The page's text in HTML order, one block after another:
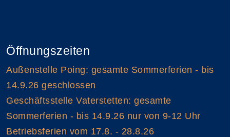
Öffnungszeiten
Außenstelle Poing: gesamte Sommerferien - bis
14.9.26 geschlossen
Geschäftsstelle Vaterstetten: gesamte
Sommerferien - bis 14.9.26 nur von 9-12 Uhr
Betriebsferien vom 17.8. - 28.8.26